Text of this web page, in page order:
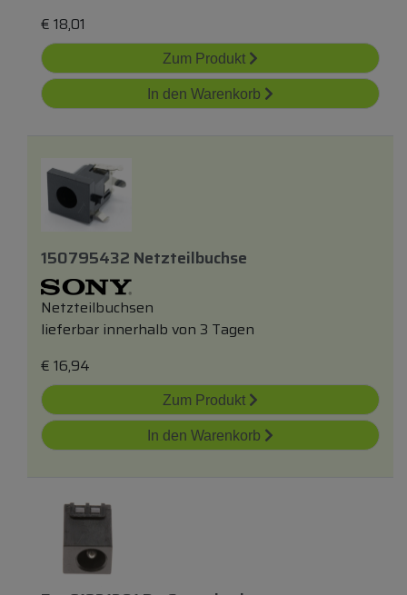
€ 18,01
Zum Produkt
In den Warenkorb
150795432 Netzteilbuchse
Netzteilbuchsen
lieferbar innerhalb von 3 Tagen
€ 16,94
Zum Produkt
In den Warenkorb